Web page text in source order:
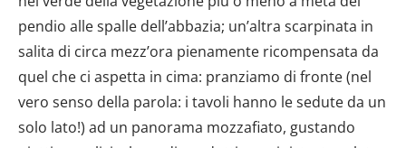
pendio alle spalle dell’abbazia; un’altra scarpinata in
salita di circa mezz’ora pienamente ricompensata da
quel che ci aspetta in cima: pranziamo di fronte (nel
vero senso della parola: i tavoli hanno le sedute da un
solo lato!) ad un panorama mozzafiato, gustando